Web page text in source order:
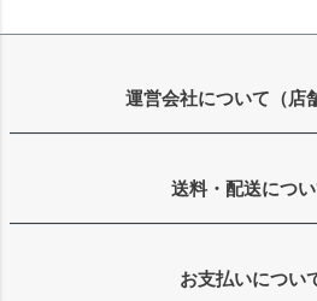
運営会社について（店
送料・配送につ
お支払いについ